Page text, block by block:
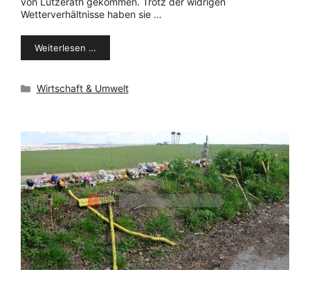
Wetterverhältnisse haben sie …
Weiterlesen …
Kategorien
Wirtschaft & Umwelt